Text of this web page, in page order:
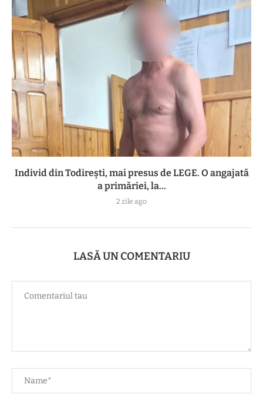
Individ din Todirești, mai presus de LEGE. O angajată
a primăriei, la...
2 zile ago
LASĂ UN COMENTARIU